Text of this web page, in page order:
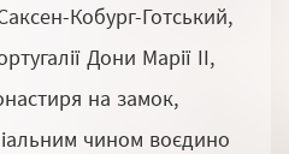
Кобург-Готський,
Дони Марії II,
на замок,
чином воєдино